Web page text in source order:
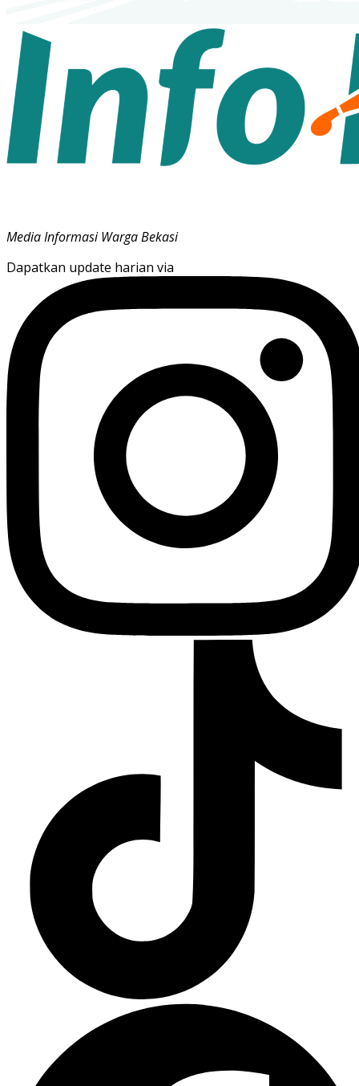
Media Informasi Warga Bekasi
Dapatkan update harian via